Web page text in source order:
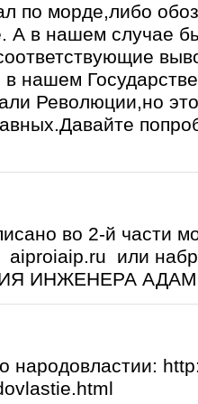
по морде,либо
А в нашем случае
в нашем
Революции,но
во 2-й части
aiproiaip.ru или
ИНЖЕНЕРА
народовластии: